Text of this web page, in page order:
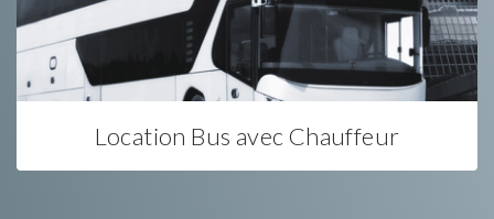
Location Bus avec Chauffeur